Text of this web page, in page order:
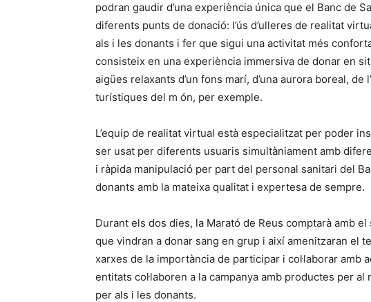
podran gaudir d’una experiència única que el Banc de
diferents punts de donació: l’ús d’ulleres de realitat
als i les donants i fer que sigui una activitat més
consisteix en una experiència immersiva de donar en
aigües relaxants d’un fons marí, d’una aurora boreal,
turístiques del m ón, per exemple.
L’equip de realitat virtual està especialitzat per poder
ser usat per diferents usuaris simultàniament amb
i ràpida manipulació per part del personal sanitari del
donants amb la mateixa qualitat i expertesa de sempre.
Durant els dos dies, la Marató de Reus comptarà amb
que vindran a donar sang en grup i així amenitzaran el
xarxes de la importància de participar i col·laborar amb
entitats col·laboren a la campanya amb productes per
per als i les donants.